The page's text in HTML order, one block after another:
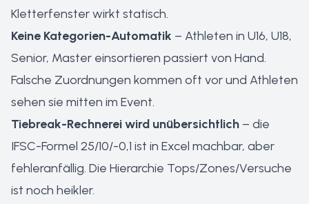
Kletterfenster wirkt statisch.
Keine Kategorien-Automatik – Athleten in U16, U18,
Senior, Master einsortieren passiert von Hand.
Falsche Zuordnungen kommen oft vor und Athleten
sehen sie mitten im Event.
Tiebreak-Rechnerei wird unübersichtlich – die
IFSC-Formel 25/10/-0,1 ist in Excel machbar, aber
fehleranfällig. Die Hierarchie Tops/Zones/Versuche
ist noch heikler.